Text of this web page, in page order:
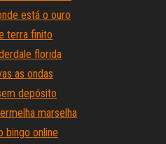
está o ouro
terra finito
florida
as ondas
depósito
marselha
bingo online